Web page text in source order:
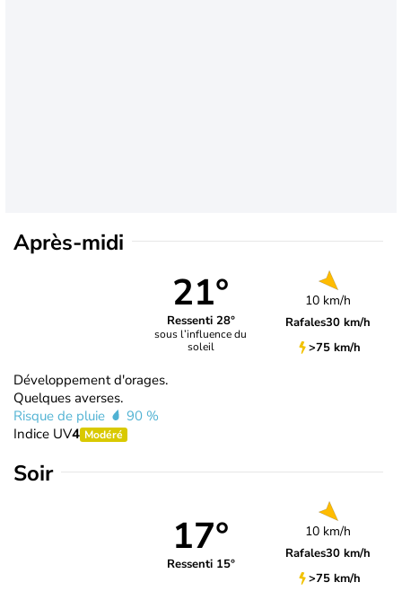
Après-midi
21°
Ressenti 28°
sous l’influence du
soleil
10 km/h
Rafales30 km/h
>75 km/h
Développement d'orages.
Quelques averses.
Risque de pluie
90 %
Indice UV4 Modéré
Soir
17°
Ressenti 15°
10 km/h
Rafales30 km/h
>75 km/h